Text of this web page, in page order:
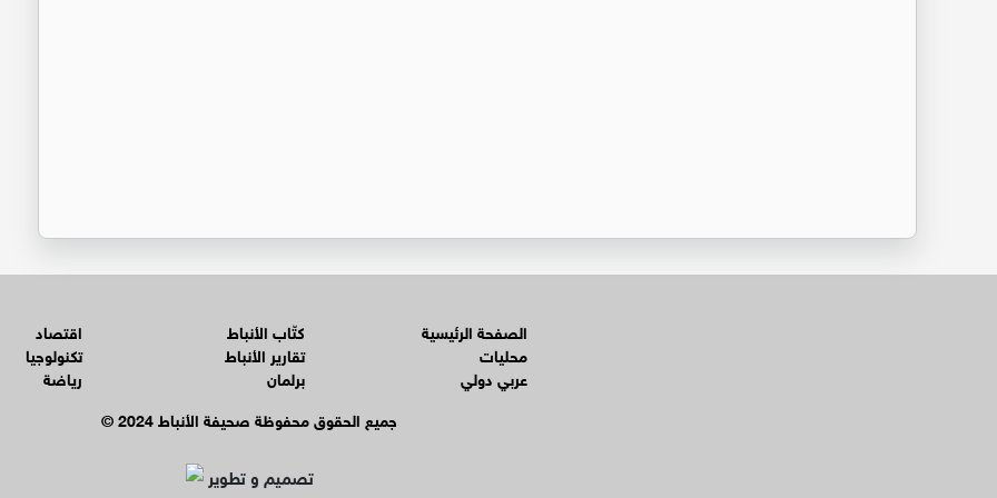
الصفحة الرئيسية
محليات
عربي دولي
كتّاب الأنباط
تقارير الأنباط
برلمان
اقتصاد
تكنولوجيا
رياضة
© جميع الحقوق محفوظة صحيفة الأنباط 2024
تصميم و تطوير